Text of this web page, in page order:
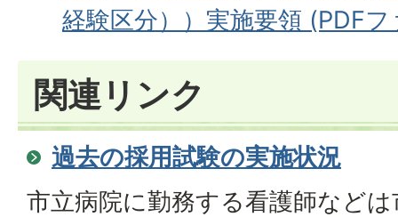
経験区分））実施要領 (PDF
関連リンク
過去の採用試験の実施状況
市立病院に勤務する看護師など